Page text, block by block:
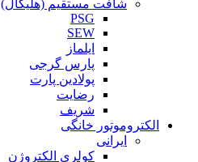
شافت مستقیم (هلیکال)
PSG
SEW
ایلماز
پارس گرجی
پولادین پارت
رضایت
شریف
الکتروموتور خانگی
ایرانی
کولری الکتروژن